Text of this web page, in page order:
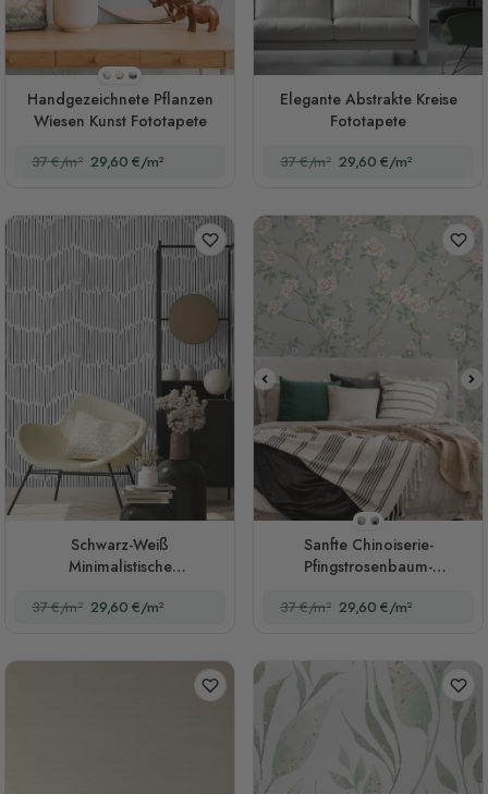
Stil 1
Stil 2
Stil 3
Handgezeichnete Pflanzen
Wiesen Kunst Fototapete
37 €/m² 29,60 €/m²
Elegante Abstrakte Kreise
Fototapete
37 €/m² 29,60 €/m²
Schwarz-Weiß
Minimalistische
37 €/m² 29,60 €/m²
Stil 1
Stil 2
Sanfte Chinoiserie-
Pfingstrosenbaum-
37 €/m² 29,60 €/m²